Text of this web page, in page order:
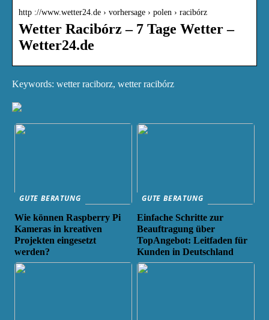
http ://www.wetter24.de › vorhersage › polen › racibórz
Wetter Racibórz – 7 Tage Wetter –
Wetter24.de
Keywords: wetter raciborz, wetter racibórz
GUTE BERATUNG
Wie können Raspberry Pi
Kameras in kreativen
Projekten eingesetzt
werden?
GUTE BERATUNG
Einfache Schritte zur
Beauftragung über
TopAngebot: Leitfaden für
Kunden in Deutschland